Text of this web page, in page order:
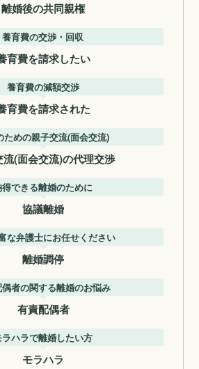
離婚後の共同親権
養育費の交渉・回収
育費を請求したい
養育費の減額交渉
育費を請求された
ための親子交流(面会交流)
流(面会交流)の代理交渉
得できる離婚のために
協議離婚
な弁護士にお任せください
離婚調停
者の関する離婚のお悩み
有責配偶者
ラハラで離婚したい方
モラハラ